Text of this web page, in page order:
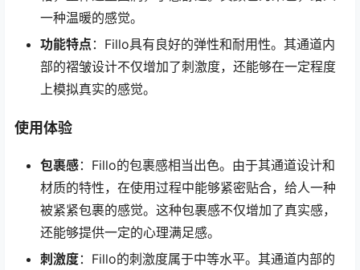
一种温暖的感觉。
功能特点 ：Fillo具有良好的弹性和耐用性。其通道内
部的褶皱设计不仅增加了刺激度，还能够在一定程度
上模拟真实的感觉。
使用体验
包裹感：Fillo的包裹感相当出色。由于其通道设计和
材质的特性，在使用过程中能够紧密贴合，给人一种
被紧紧包裹的感觉。这种包裹感不仅增加了真实感，
还能够提供一定的心理满足感。
刺激度：Fillo的刺激度属于中等水平。其通道内部的